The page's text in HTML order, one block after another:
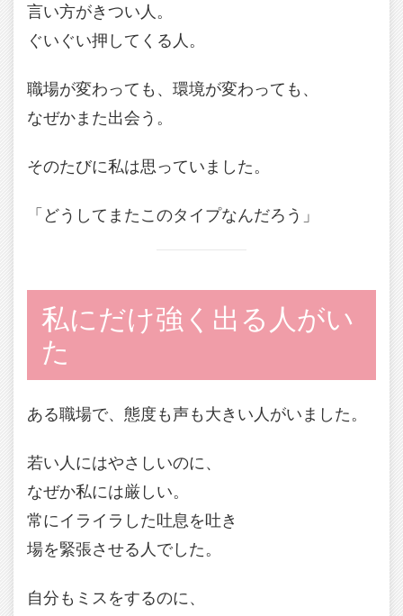
言い方がきつい人。
ぐいぐい押してくる人。
職場が変わっても、環境が変わっても、
なぜかまた出会う。
そのたびに私は思っていました。
「どうしてまたこのタイプなんだろう」
私にだけ強く出る人がい
た
ある職場で、態度も声も大きい人がいました。
若い人にはやさしいのに、
なぜか私には厳しい。
常にイライラした吐息を吐き
場を緊張させる人でした。
自分もミスをするのに、